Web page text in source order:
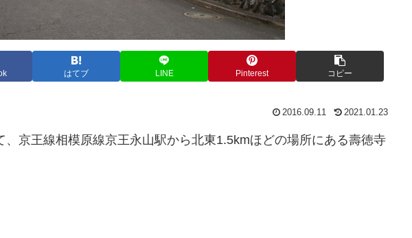
はてブ LINE Pinterest コピー
2016.09.11 2021.01.23
、京王線相模原線京王永山駅から北東1.5kmほどの場所にある壽徳寺